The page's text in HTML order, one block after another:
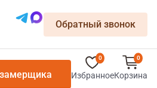
Обратный звонок
0
Избранное
0
Корзина